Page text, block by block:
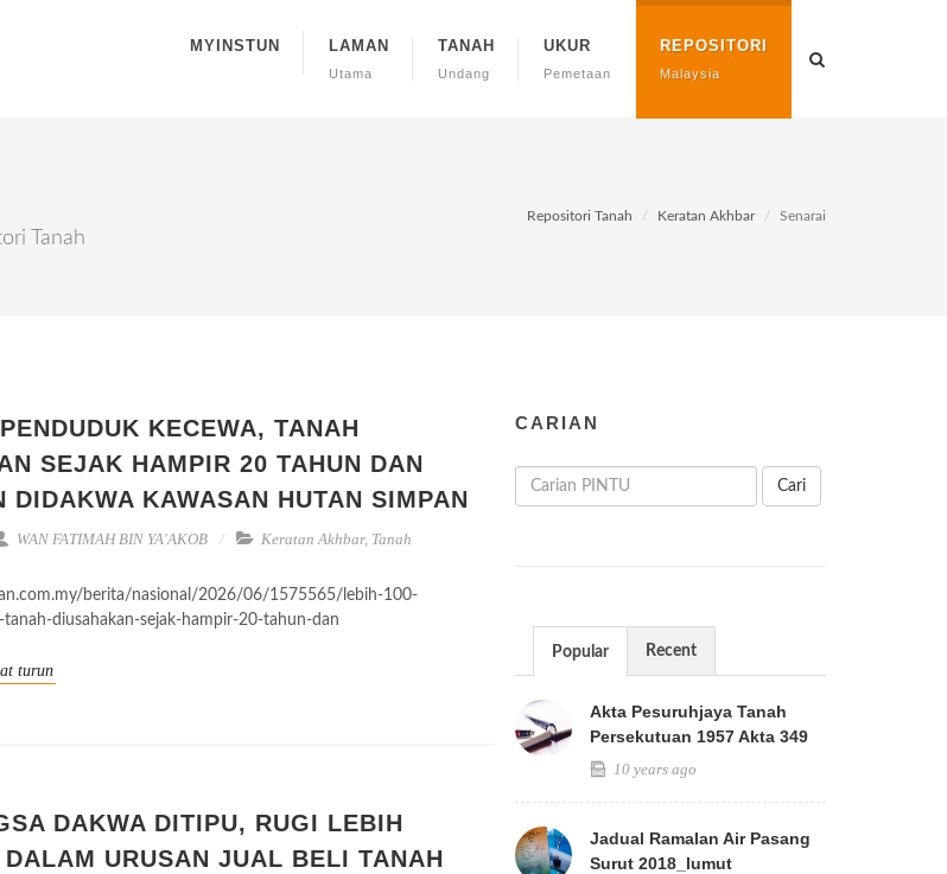
MYINSTUN LAMAN
Utama
TANAH
Undang
UKUR
Pemetaan
REPOSITORI
Malaysia
Tanah
Repositori Tanah Keratan Akhbar Senarai
KECEWA, TANAH
SEJAK HAMPIR 20 TAHUN DAN
DIDAKWA KAWASAN HUTAN SIMPAN
WAN FATIMAH BIN YA'AKOB Keratan Akhbar, Tanah
berita/nasional/2026/06/1575565/lebih-100-
diusahakan-sejak-hampir-20-tahun-dan
turun
DAKWA DITIPU, RUGI LEBIH
URUSAN JUAL BELI TANAH
CARIAN
Cari
Popular Recent
Akta Pesuruhjaya Tanah
Persekutuan 1957 Akta 349
10 years ago
Jadual Ramalan Air Pasang
Surut 2018_lumut